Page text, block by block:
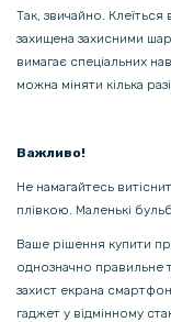
Так, звичайно.
захищена захисними
вимагає спеціальних
можна міняти кілька
Важливо!
Не намагайтесь
плівкою. Маленькі
Ваше рішення купити
однозначно правильне
захист екрана
гаджет у відмінному